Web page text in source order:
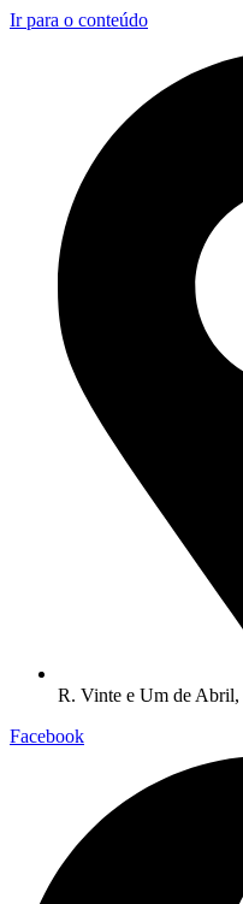
Ir para o conteúdo
R. Vinte e Um de Abril,
Facebook